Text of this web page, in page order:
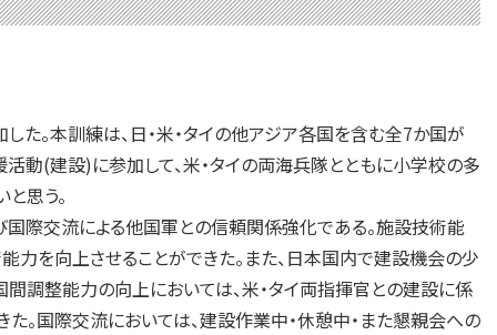
。本訓練は、日・米・タイの他アジア各国を含む全7か国が
動(建設)に参加して、米・タイの両海兵隊とともに小学校の多
思う。
際交流による他国軍との信頼関係強化である。施設技術能
力を向上させることができた。また、日本国内で建設機会の少
調整能力の向上においては、米・タイ両指揮官との建設に係
。国際交流においては、建設作業中・休憩中・また懇親会への